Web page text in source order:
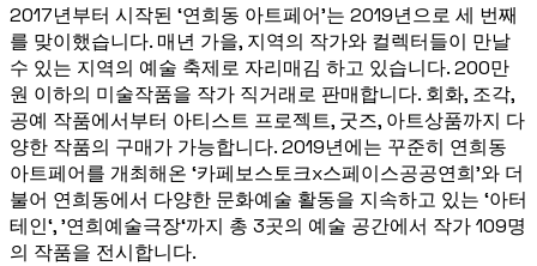
2017년부터 시작된 ‘연희동 아트페어’는 2019년으로 세 번째
를 맞이했습니다. 매년 가을, 지역의 작가와 컬렉터들이 만날
수 있는 지역의 예술 축제로 자리매김 하고 있습니다. 200만
원 이하의 미술작품을 작가 직거래로 판매합니다. 회화, 조각,
공예 작품에서부터 아티스트 프로젝트, 굿즈, 아트상품까지 다
양한 작품의 구매가 가능합니다. 2019년에는 꾸준히 연희동
아트페어를 개최해온 ‘카페보스토크x스페이스공공연희’와 더
불어 연희동에서 다양한 문화예술 활동을 지속하고 있는 ‘아터
테인‘, ’연희예술극장‘까지 총 3곳의 예술 공간에서 작가 109명
의 작품을 전시합니다.